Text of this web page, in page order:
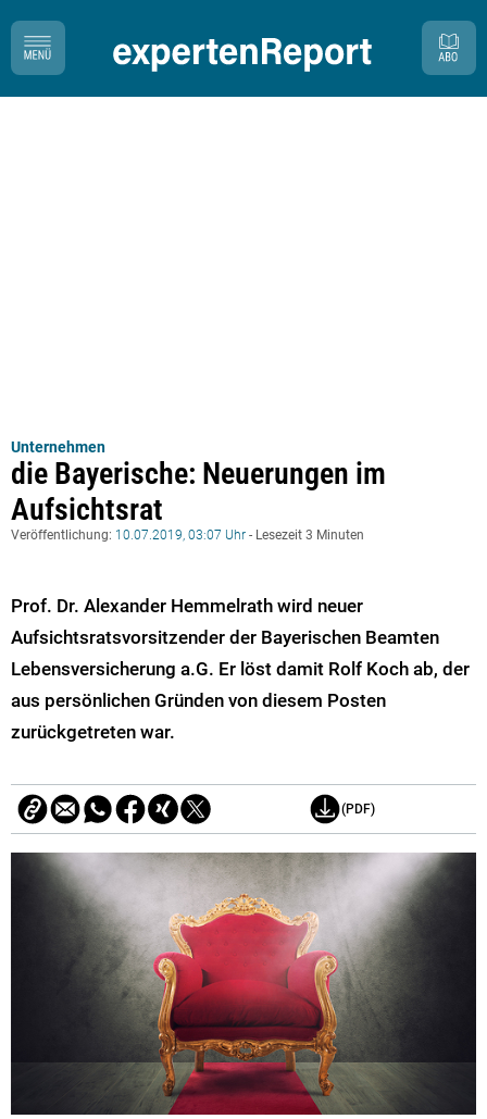
Unternehmen
die Bayerische: Neuerungen im
Aufsichtsrat
Veröffentlichung: 10.07.2019, 03:07 Uhr - Lesezeit 3 Minuten
Prof. Dr. Alexander Hemmelrath wird neuer
Aufsichtsratsvorsitzender der Bayerischen Beamten
Lebensversicherung a.G. Er löst damit Rolf Koch ab, der
aus persönlichen Gründen von diesem Posten
zurückgetreten war.
(PDF)